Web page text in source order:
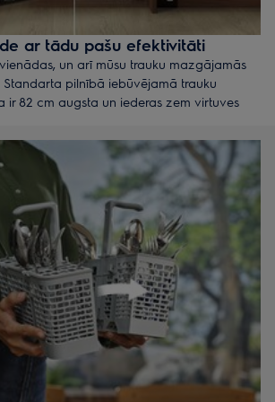
ar tādu pašu efektivitāti
un arī mūsu trauku mazgājamās
Standarta pilnībā iebūvējamā trauku
ir 82 cm augsta un iederas zem virtuves
šķīvjus vai augstākas glāzes, mēs
kas padarīs jūsu dzīvi nedaudz
modeļi piedāvā vieglāku katra trauka
vietas lielākiem šķīvjiem vai
Tā kā tie atrodas tuvāk grīdai, tie iederas
letes augstuma kā mūsu 82 cm augstās
mašīnas. Un tās ir tikpat ūdens un enerģijas
modeļi.
Tā pati piemērotība un efektivitāte.